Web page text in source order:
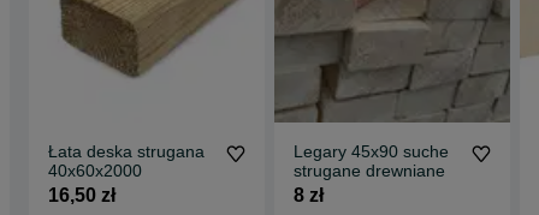
Łata deska strugana
40x60x2000
16,50 zł
Legary 45x90 suche
strugane drewniane
8 zł